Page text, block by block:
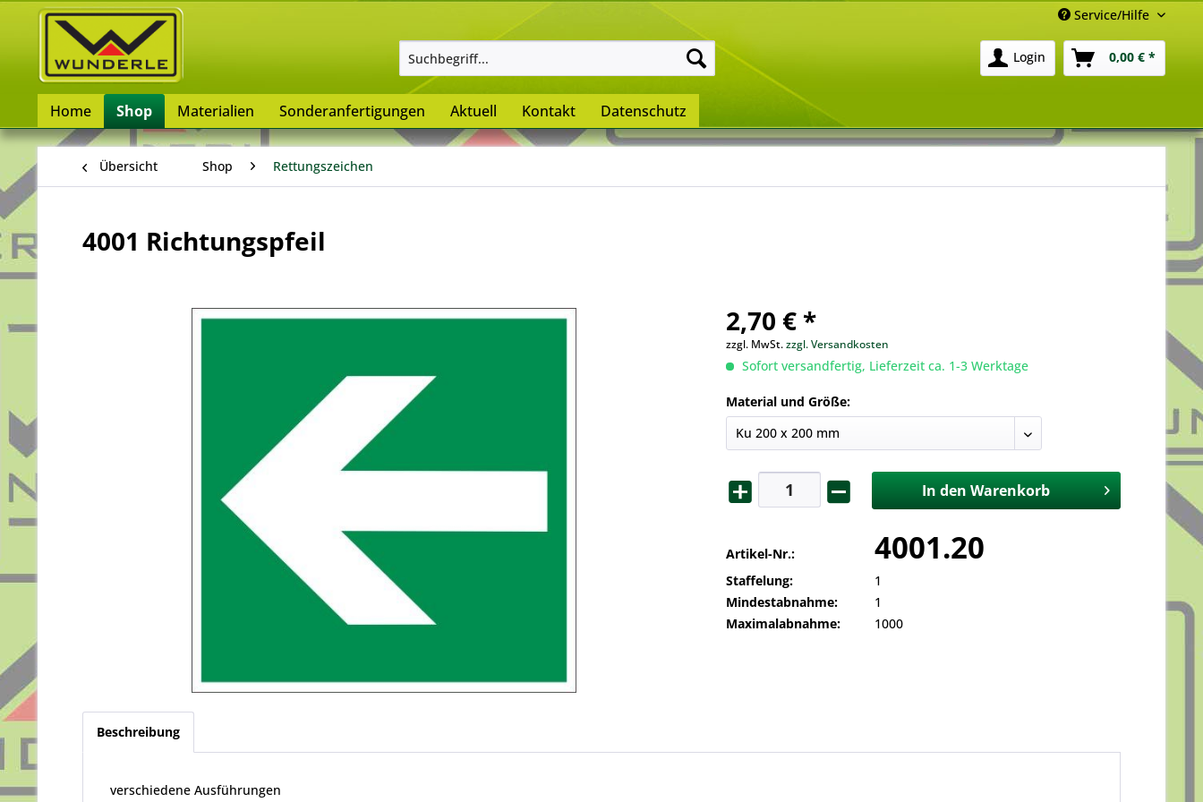
Service/Hilfe
Login 0,00 € *
Home Shop Materialien Sonderanfertigungen Aktuell Kontakt Datenschutz
Übersicht Shop Rettungszeichen
4001 Richtungspfeil
2,70 € *
zzgl. MwSt.zzgl. Versandkosten
Sofort versandfertig, Lieferzeit ca. 1-3 Werktage
Material und Größe:
In den Warenkorb
Artikel-Nr.: 4001.20
Staffelung:
1
Mindestabnahme:
1
Maximalabnahme:
1000
Beschreibung
verschiedene Ausführungen